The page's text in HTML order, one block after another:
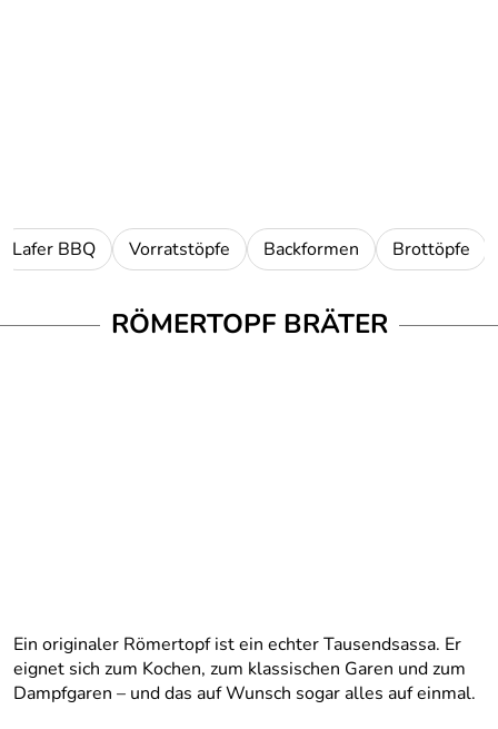
Lafer BBQ Vorratstöpfe Backformen Brottöpfe
RÖMERTOPF BRÄTER
Ein originaler Römertopf ist ein echter Tausendsassa. Er
eignet sich zum Kochen, zum klassischen Garen und zum
Dampfgaren – und das auf Wunsch sogar alles auf einmal.